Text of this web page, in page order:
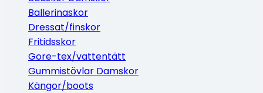
Ballerinaskor
Dressat/finskor
Fritidsskor
Gore-tex/vattentätt
Gummistövlar Damskor
Kängor/boots